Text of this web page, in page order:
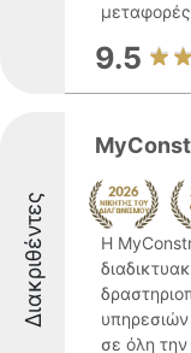
9.5
Διακριθέντες
Η
σε όλη